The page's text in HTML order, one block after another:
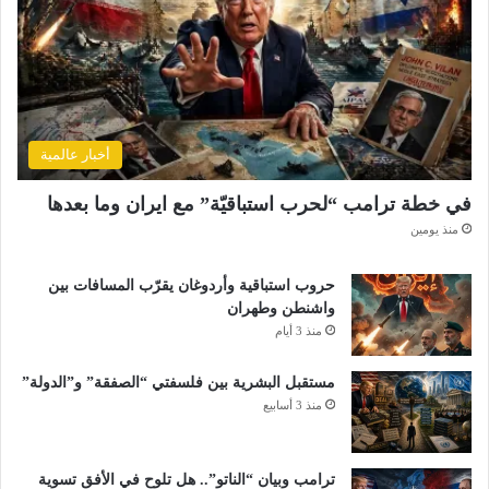
أخبار عالمية
في خطة ترامب “لحرب استباقيّة” مع ايران وما بعدها
منذ يومين
حروب استباقية وأردوغان يقرّب المسافات بين
واشنطن وطهران
منذ 3 أيام
مستقبل البشرية بين فلسفتي “الصفقة” و”الدولة”
منذ 3 أسابيع
ترامب وبيان “الناتو”.. هل تلوح في الأفق تسوية